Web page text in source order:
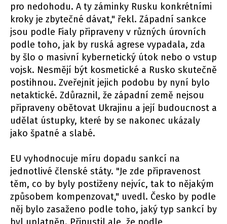
pro nedohodu. A ty záminky Rusku konkrétními
kroky je zbytečné dávat," řekl. Západní sankce
jsou podle Fialy připraveny v různých úrovních
podle toho, jak by ruská agrese vypadala, zda
by šlo o masivní kybernetický útok nebo o vstup
vojsk. Nesmějí být kosmetické a Rusko skutečně
postihnou. Zveřejnit jejich podobu by nyní bylo
netaktické. Zdůraznil, že západní země nejsou
připraveny obětovat Ukrajinu a její budoucnost a
udělat ústupky, které by se nakonec ukázaly
jako špatné a slabé.
EU vyhodnocuje míru dopadu sankcí na
jednotlivé členské státy. "Je zde připravenost
těm, co by byly postiženy nejvíc, tak to nějakým
způsobem kompenzovat," uvedl. Česko by podle
něj bylo zasaženo podle toho, jaký typ sankcí by